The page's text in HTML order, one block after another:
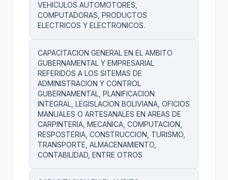
VEHICULOS AUTOMOTORES,
COMPUTADORAS, PRODUCTOS
ELECTRICOS Y ELECTRONICOS.
CAPACITACION GENERAL EN EL AMBITO
GUBERNAMENTAL Y EMPRESARIAL
REFERIDOS A LOS SITEMAS DE
ADMINISTRACION Y CONTROL
GUBERNAMENTAL, PLANIFICACION
INTEGRAL, LEGISLACION BOLIVIANA, OFICIOS
MANUALES O ARTESANALES EN AREAS DE
CARPINTERIA, MECANICA, COMPUTACION,
RESPOSTERIA, CONSTRUCCION, TURISMO,
TRANSPORTE, ALMACENAMIENTO,
CONTABILIDAD, ENTRE OTROS